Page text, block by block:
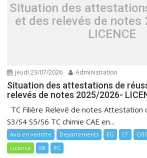
Situation des
et des relevés de notes
LICENCE
jeudi 23/07/2026 Administration
Situation des attestations de
relevés de notes 2025/2026-
TC Filière Relevé de notes Attestation
S3/S4 S5/S6 TC chimie CAE en...
Avis en vedette Departements EG ET
Licence
MI PC